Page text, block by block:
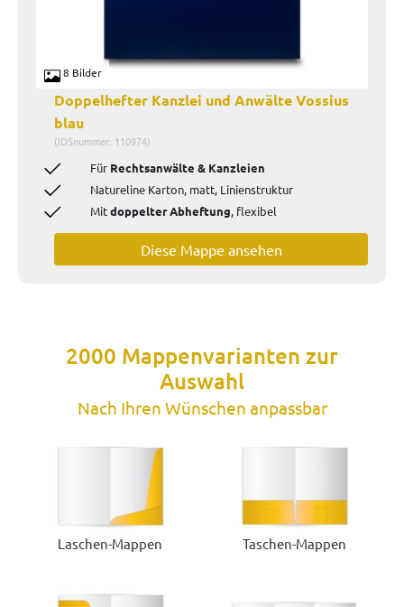
8 Bilder
Doppelhefter Kanzlei und Anwälte Vossius
blau
(IDSnummer: 110974)
Für Rechtsanwälte & Kanzleien
Natureline Karton, matt, Linienstruktur
Mitdoppelter Abheftung, flexibel
Diese Mappe ansehen
2000 Mappenvarianten zur
Auswahl
Nach Ihren Wünschen anpassbar
Laschen-Mappen Taschen-Mappen